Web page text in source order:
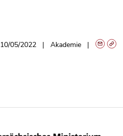
10/05/2022 Akademie